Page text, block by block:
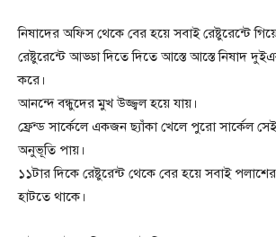
নিষাদের অফিস থেকে বের হয়ে সবাই রেষ্টুরেন্টে
রেষ্টুরেন্টে আড্ডা দিতে দিতে আস্তে আস্তে নিষাদ
করে।
আনন্দে বন্ধুদের মুখ উজ্জ্বল হয়ে যায়।
ফ্রেন্ড সার্কেলে একজন ছ্যাঁকা খেলে পুরো সার্কেল
অনুভূতি পায়।
১১টার দিকে রেষ্টুরেন্ট থেকে বের হয়ে সবাই
হাটতে থাকে।